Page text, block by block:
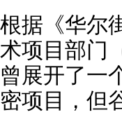
根据《华尔
术项目部门
曾展开了一
密项目，但